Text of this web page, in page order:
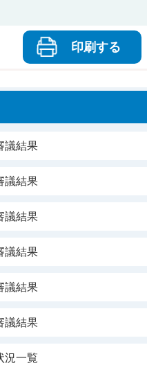
印刷する
議結果
議結果
議結果
議結果
議結果
議結果
況一覧